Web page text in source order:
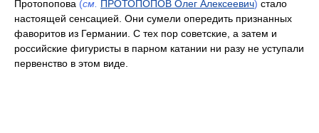
Протопопова (см. ПРОТОПОПОВ Олег Алексеевич) стало
настоящей сенсацией. Они сумели опередить признанных
фаворитов из Германии. С тех пор советские, а затем и
российские фигуристы в парном катании ни разу не уступали
первенство в этом виде.